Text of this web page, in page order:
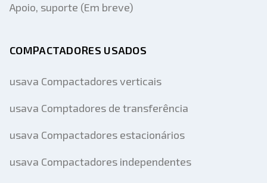
Apoio, suporte (Em breve)
COMPACTADORES USADOS
usava Compactadores verticais
usava Comptadores de transferência
usava Compactadores estacionários
usava Compactadores independentes